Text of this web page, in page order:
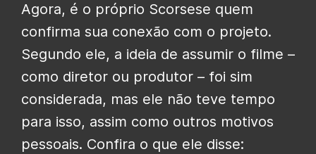
Agora, é o próprio Scorsese quem
confirma sua conexão com o projeto.
Segundo ele, a ideia de assumir o filme –
como diretor ou produtor – foi sim
considerada, mas ele não teve tempo
para isso, assim como outros motivos
pessoais. Confira o que ele disse: